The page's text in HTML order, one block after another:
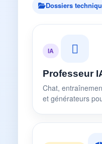
Dossiers
IA
Professeur
Chat,
et générateurs